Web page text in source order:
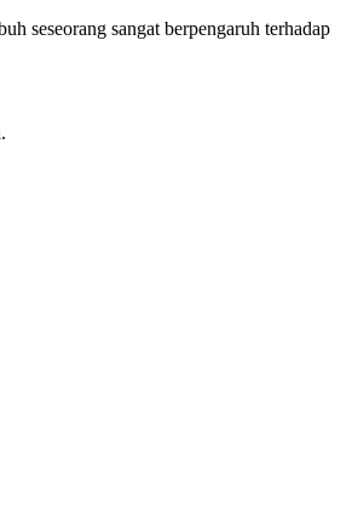
seseorang sangat berpengaruh terhadap